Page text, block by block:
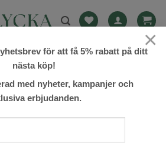
FILTRERA
×
för att få 5% rabatt på ditt
nästa köp!
med nyheter, kampanjer och
erbjudanden.